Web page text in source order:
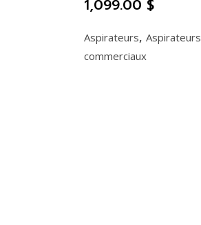
Aspirateurs, Aspirateurs
commerciaux
1,099.00 $